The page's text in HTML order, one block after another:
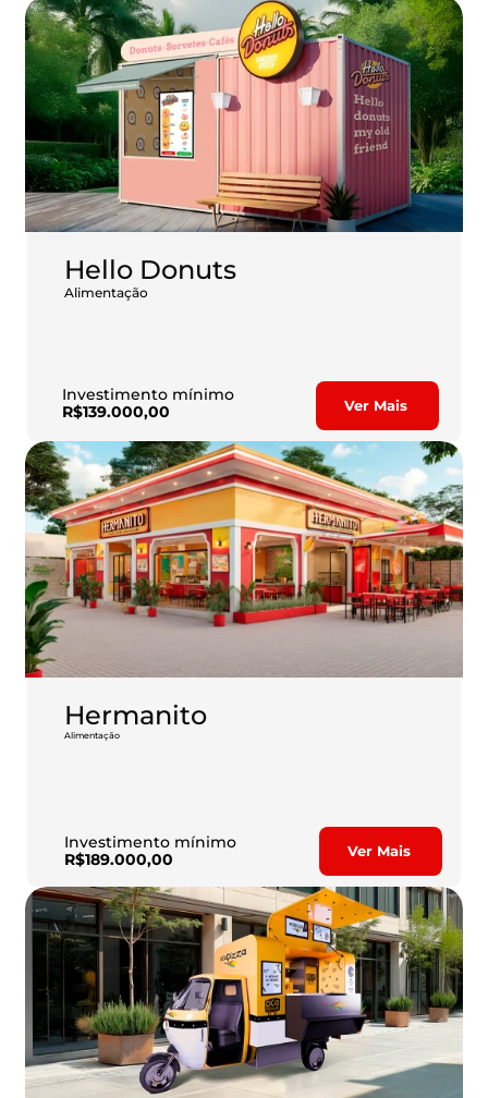
Events
Experts
Hello Donuts
Alimentação
Investimento mínimo
R$139.000,00
Ver Mais
Hermanito
Alimentação
Investimento mínimo
R$189.000,00
Ver Mais